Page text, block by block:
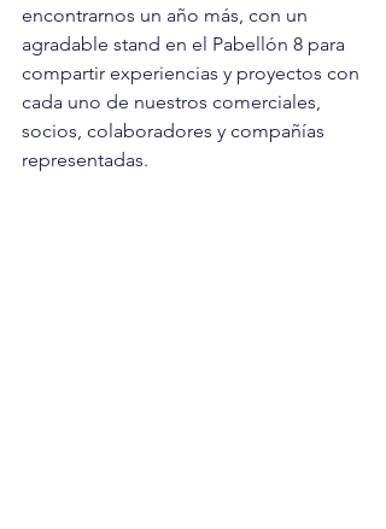
encontrarnos un año más, con un
agradable stand en el Pabellón 8 para
compartir experiencias y proyectos con
cada uno de nuestros comerciales,
socios, colaboradores y compañías
representadas.